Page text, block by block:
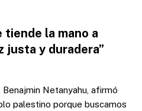
tiende la mano a
justa y duradera”
Netanyahu, afirmó
palestino porque buscamos